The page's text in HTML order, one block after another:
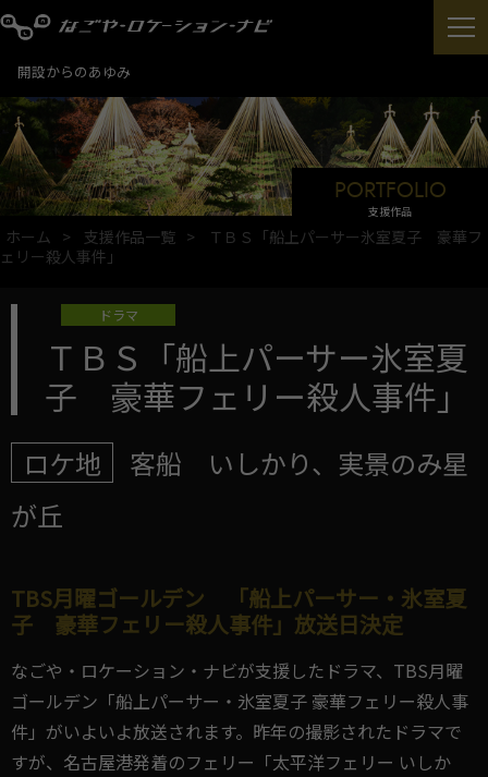
開設からのあゆみ
PORTFOLIO
支援作品
ホーム 支援作品一覧
ＴＢＳ「船上パーサー氷室夏子 豪華フ
ェリー殺人事件」
ドラマ
ＴＢＳ「船上パーサー氷室夏
子 豪華フェリー殺人事件」
ロケ地
客船 いしかり、実景のみ星
が丘
TBS月曜ゴールデン 「船上パーサー・氷室夏
子 豪華フェリー殺人事件」放送日決定
なごや・ロケーション・ナビが支援したドラマ、TBS月曜
ゴールデン「船上パーサー・氷室夏子 豪華フェリー殺人事
件」がいよいよ放送されます。昨年の撮影されたドラマで
すが、名古屋港発着のフェリー「太平洋フェリー いしか